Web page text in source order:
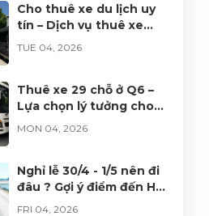
Cho thuê xe du lịch uy
tín – Dịch vụ thuê xe
chuyên nghiệp tại
TP.HCM
TUE 04, 2026
Thuê xe 29 chỗ ở Q6 –
Lựa chọn lý tưởng cho
đoàn đông tại TPHCM
MON 04, 2026
Nghỉ lễ 30/4 - 1/5 nên đi
đâu ? Gợi ý điểm đến HOT
không thể bỏ lỡ
FRI 04, 2026